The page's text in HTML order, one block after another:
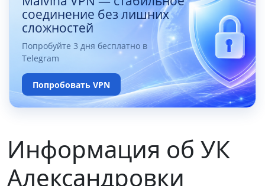
соединение без лишних
сложностей
Попробуйте 3 дня бесплатно в
Telegram
Попробовать VPN
Информация об УК
Александровки